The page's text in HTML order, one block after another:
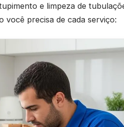
e limpeza de
você precisa de cada serviço: